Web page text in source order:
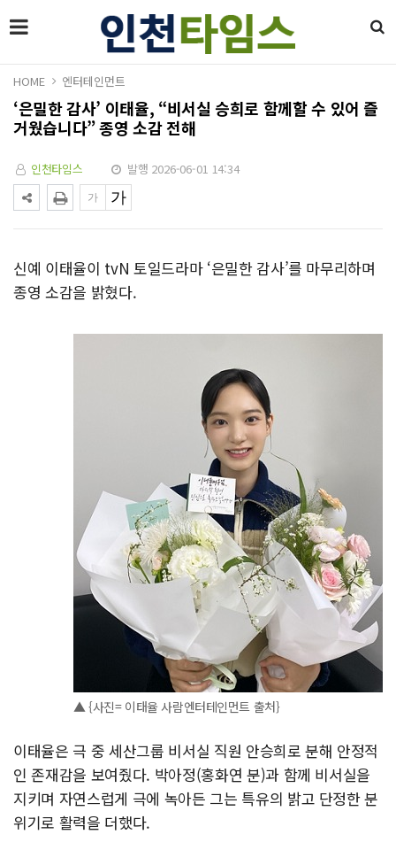
HOME 엔터테인먼트
‘은밀한 감사’ 이태율, “비서실 승희로 함께할 수 있어 즐
거웠습니다” 종영 소감 전해
인천타임스 발행 2026-06-01 14:34
신예 이태율이 tvN 토일드라마 ‘은밀한 감사’를 마무리하며
종영 소감을 밝혔다.
▲ {사진= 이태율 사람엔터테인먼트 출처}
이태율은 극 중 세산그룹 비서실 직원 안승희로 분해 안정적
인 존재감을 보여줬다. 박아정(홍화연 분)과 함께 비서실을
지키며 자연스럽게 극에 녹아든 그는 특유의 밝고 단정한 분
위기로 활력을 더했다.